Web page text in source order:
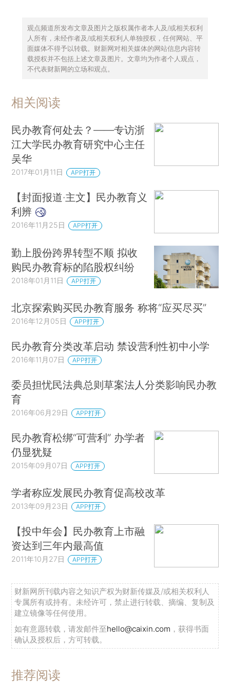
观点频道所发布文章及图片之版权属作者本人及/或相关权利
人所有，未经作者及/或相关权利人单独授权，任何网站、平
面媒体不得予以转载。财新网对相关媒体的网站信息内容转
载授权并不包括上述文章及图片。文章均为作者个人观点，
不代表财新网的立场和观点。
相关阅读
民办教育何处去？——专访浙
江大学民办教育研究中心主任
吴华
2017年01月11日 APP打开
【封面报道·主文】民办教育义
利辨
2016年11月25日 APP打开
勤上股份跨界转型不顺 拟收
购民办教育标的陷股权纠纷
2018年01月11日 APP打开
北京探索购买民办教育服务 称将“应买尽买”
2016年12月05日 APP打开
民办教育分类改革启动 禁设营利性初中小学
2016年11月07日 APP打开
委员担忧民法典总则草案法人分类影响民办教
育
2016年06月29日 APP打开
民办教育松绑“可营利” 办学者
仍显犹疑
2015年09月07日 APP打开
学者称应发展民办教育促高校改革
2013年09月23日 APP打开
【投中年会】民办教育上市融
资达到三年内最高值
2011年10月27日 APP打开
财新网所刊载内容之知识产权为财新传媒及/或相关权利人
专属所有或持有。未经许可，禁止进行转载、摘编、复制及
建立镜像等任何使用。
如有意愿转载，请发邮件至hello@caixin.com ，获得书面
确认及授权后，方可转载。
推荐阅读